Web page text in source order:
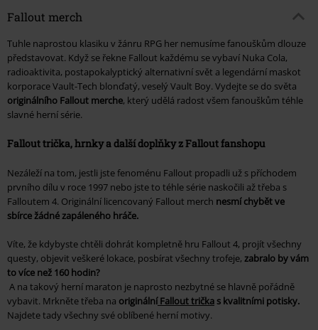
Fallout merch
Tuhle naprostou klasiku v žánru RPG her nemusíme fanouškům dlouze
představovat. Když se řekne Fallout každému se vybaví Nuka Cola,
radioaktivita, postapokalyptický alternativní svět a legendární maskot
korporace Vault-Tech blonďatý, veselý Vault Boy. Vydejte se do světa
originálního Fallout merche, který udělá radost všem fanouškům téhle
slavné herní série.
Fallout trička, hrnky a další doplňky z Fallout fanshopu
Nezáleží na tom, jestli jste fenoménu Fallout propadli už s příchodem
prvního dílu v roce 1997 nebo jste to téhle série naskočili až třeba s
Falloutem 4. Originální licencovaný Fallout merch nesmí chybět ve
sbírce žádné zapáleného hráče.
Víte, že kdybyste chtěli dohrát kompletně hru Fallout 4, projít všechny
questy, objevit veškeré lokace, posbírat všechny trofeje, zabralo by vám
to více než 160 hodin?
A na takový herní maraton je naprosto nezbytné se hlavně pořádně
vybavit. Mrkněte třeba na originálníFallout trička s kvalitními potisky.
Najdete tady všechny své oblíbené herní motivy.